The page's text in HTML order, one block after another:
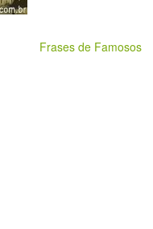
Frases de Famosos